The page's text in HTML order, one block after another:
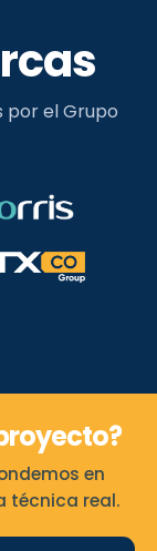
por el Grupo
en
técnica real.